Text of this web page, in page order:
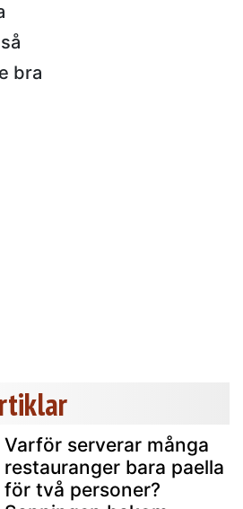
bra
Varför serverar många
restauranger bara paella
för två personer?